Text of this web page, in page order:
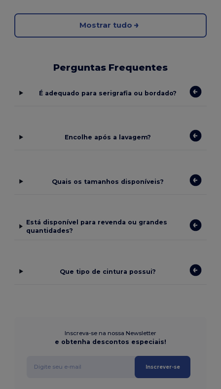
Mostrar tudo
Perguntas Frequentes
É adequado para serigrafia ou bordado?
Encolhe após a lavagem?
Quais os tamanhos disponíveis?
Está disponível para revenda ou grandes
quantidades?
Que tipo de cintura possui?
Inscreva-se na nossa Newsletter
e obtenha descontos especiais!
Inscrever-se